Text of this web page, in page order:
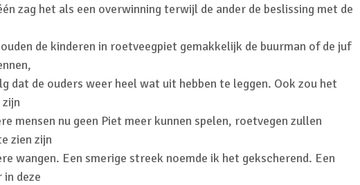
zag het als een overwinning terwijl de ander de beslissing met de
de kinderen in roetveegpiet gemakkelijk de buurman of de juf
dat de ouders weer heel wat uit hebben te leggen. Ook zou het
mensen nu geen Piet meer kunnen spelen, roetvegen zullen
zien zijn
wangen. Een smerige streek noemde ik het gekscherend. Een
in deze